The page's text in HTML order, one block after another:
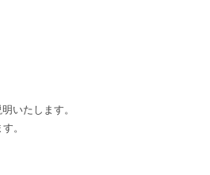
いたします。
。